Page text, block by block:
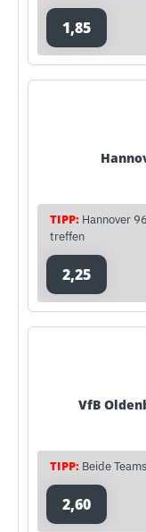
1,85
TIPP: Hannover
treffen
2,25
VfB
TIPP: Beide
2,60